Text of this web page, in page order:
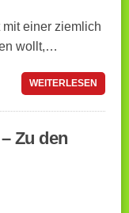
mit einer ziemlich
wollt,…
WEITERLESEN
Zu den